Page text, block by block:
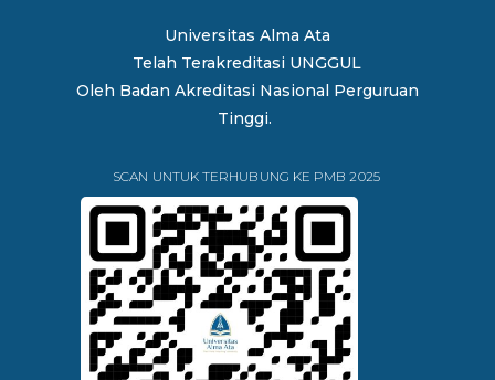
Universitas Alma Ata
Telah Terakreditasi UNGGUL
Oleh Badan Akreditasi Nasional Perguruan
Tinggi.
SCAN UNTUK TERHUBUNG KE PMB 2025